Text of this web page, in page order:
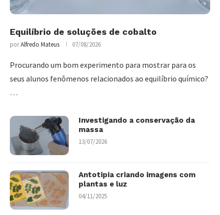
Equilíbrio de soluções de cobalto
porAlfredo Mateus 07/08/2026
Procurando um bom experimento para mostrar para os
seus alunos fenômenos relacionados ao equilíbrio químico?
…
Investigando a conservação da
massa
13/07/2026
Antotipia criando imagens com
plantas e luz
04/11/2025